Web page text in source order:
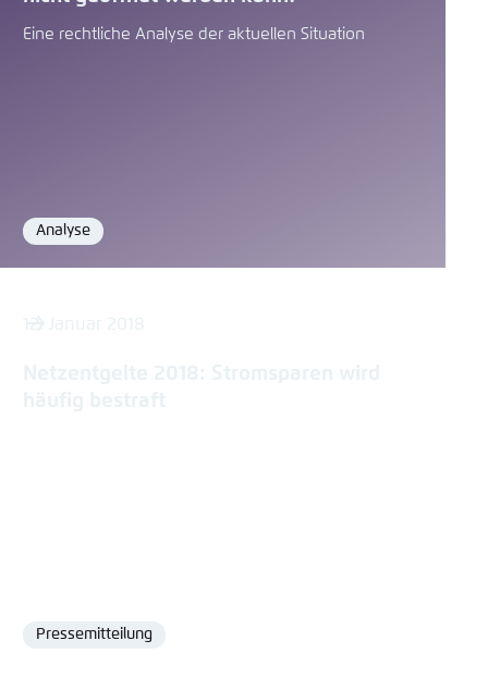
Eine rechtliche Analyse der aktuellen Situation
Format
Analyse
Format
Pressemitteilung